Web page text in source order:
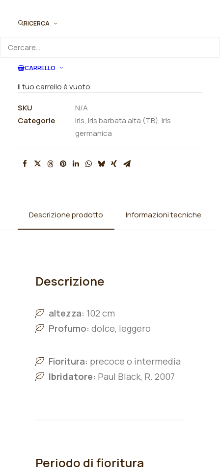
RICERCA
CARRELLO
Il tuo carrello è vuoto.
SKU
N/A
Categorie
Iris, Iris barbata alta (TB), Iris
germanica
Descrizione prodotto Informazioni tecniche
Descrizione
altezza: 102 cm
Profumo: dolce, leggero
Fioritura: precoce o intermedia
Ibridatore: Paul Black, R. 2007
Periodo di fioritura